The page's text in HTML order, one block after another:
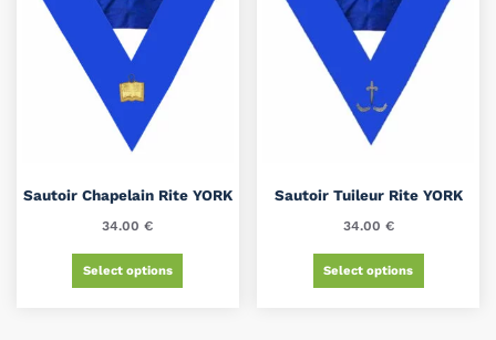
Sautoir Chapelain Rite YORK
34.00€
Select options
Sautoir Tuileur Rite YORK
34.00 €
Select options